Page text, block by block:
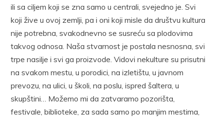
ili sa ciljem koji se zna samo u centrali, svejedno je. Svi
koji žive u ovoj zemlji, pa i oni koji misle da društvu kultura
nije potrebna, svakodnevno se susreću sa plodovima
takvog odnosa. Naša stvarnost je postala nesnosna, svi
trpe nasilje i svi ga proizvode. Vidovi nekulture su prisutni
na svakom mestu, u porodici, na izletištu, u javnom
prevozu, na ulici, u školi, na poslu, ispred šaltera, u
skupštini… Možemo mi da zatvaramo pozorišta,
festivale, biblioteke, za sada samo po manjim mestima,